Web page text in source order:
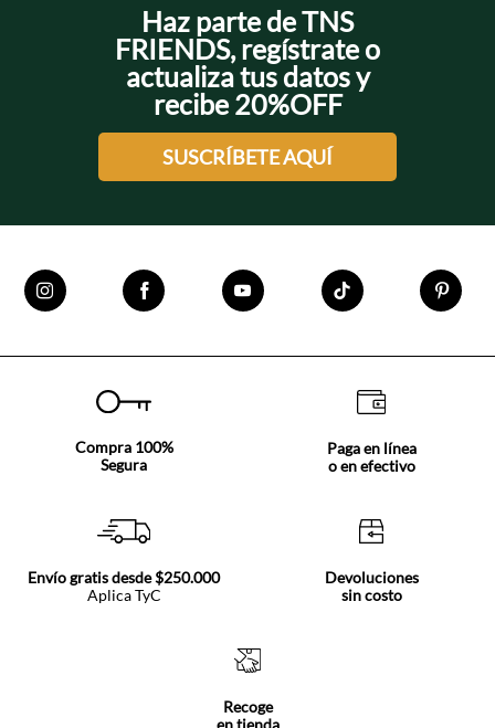
Haz parte de TNS
FRIENDS, regístrate o
actualiza tus datos y
recibe 20%OFF
SUSCRÍBETE AQUÍ
Compra 100%
Segura
Paga en línea
o en efectivo
Envío gratis desde $250.000
Aplica TyC
Devoluciones
sin costo
Recoge
en tienda